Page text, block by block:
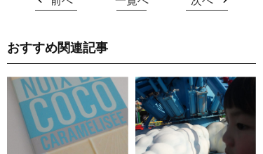
おすすめ関連記事